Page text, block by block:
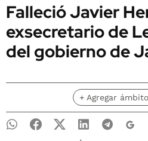
Falleció Javier
exsecretario de
del gobierno de
+ Agregar